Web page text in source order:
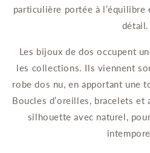
particulière portée à l’équilibre
détail.
Les bijoux de dos occupent
les collections. Ils viennent
robe dos nu, en apportant une
Boucles d’oreilles, bracelets et
silhouette avec naturel,